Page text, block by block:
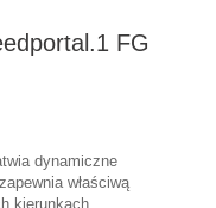
FG
dynamiczne
właściwą
kierunkach.